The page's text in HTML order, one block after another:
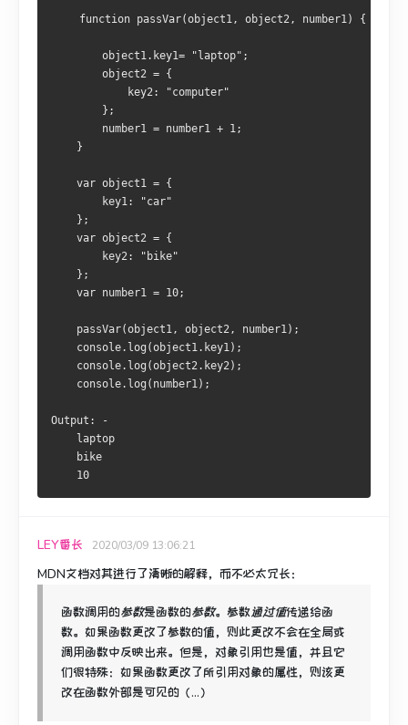
    function passVar(object1, object2, number1) {
        object1.key1= "laptop";
        object2 = {
            key2: "computer"
        };
        number1 = number1 + 1;
    }
    var object1 = {
        key1: "car"
    };
    var object2 = {
        key2: "bike"
    };
    var number1 = 10;
    passVar(object1, object2, number1);
    console.log(object1.key1);
    console.log(object2.key2);
    console.log(number1);
Output: -
    laptop
    bike
    10
LEY番长 2020/03/09 13:06:21
MDN文档对其进行了清晰的解释，而不必太冗长：
函数调用的参数是函数的参数。 参数通过值传递给函
数。 如果函数更改了参数的值，则此更改不会在全局或
调用函数中反映出来。 但是，对象引用也是值，并且它
们很特殊：如果函数更改了所引用对象的属性，则该更
改在函数外部是可见的（...）